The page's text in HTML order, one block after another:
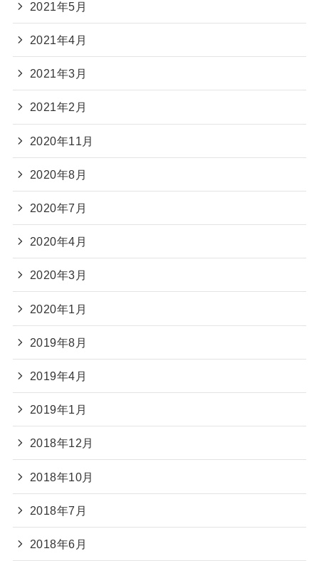
2021年5月
2021年4月
2021年3月
2021年2月
2020年11月
2020年8月
2020年7月
2020年4月
2020年3月
2020年1月
2019年8月
2019年4月
2019年1月
2018年12月
2018年10月
2018年7月
2018年6月